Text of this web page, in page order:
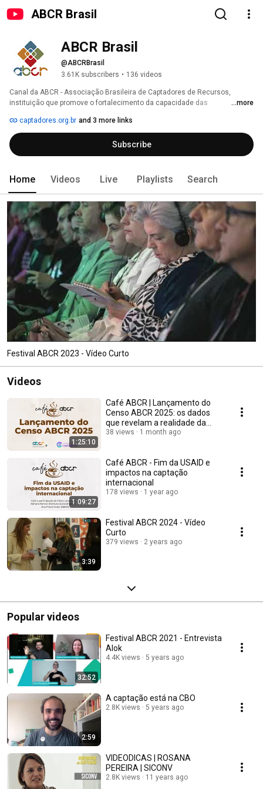
ABCR Brasil
ABCR Brasil
@ABCRBrasil
3.61K subscribers • 136 videos
Canal da ABCR - Associação Brasileira de Captadores de Recursos,
instituição que promove o fortalecimento da capacidade das
gerarem mais impacto. Nesse canal estarão vídeos relacionados à ABCR,
captação de recursos, doação e muito mais!
...more
captadores.org.br and 3 more links
Subscribe
Home Videos Live Playlists Search
Festival ABCR 2023 - Vídeo Curto
Videos
1:25:10
Café ABCR | Lançamento do
Censo ABCR 2025: os dados
que revelam a realidade da
captação no Brasil
38 views 1 month ago
1:09:27
Café ABCR - Fim da USAID e
impactos na captação
internacional
178 views 1 year ago
3:39
Festival ABCR 2024 - Vídeo
Curto
379 views 2 years ago
Popular videos
32:52
Festival ABCR 2021 - Entrevista
Alok
4.4K views 5 years ago
2:59
A captação está na CBO
2.8K views 5 years ago
VIDEODICAS | ROSANA
PEREIRA | SICONV
2.8K views 11 years ago